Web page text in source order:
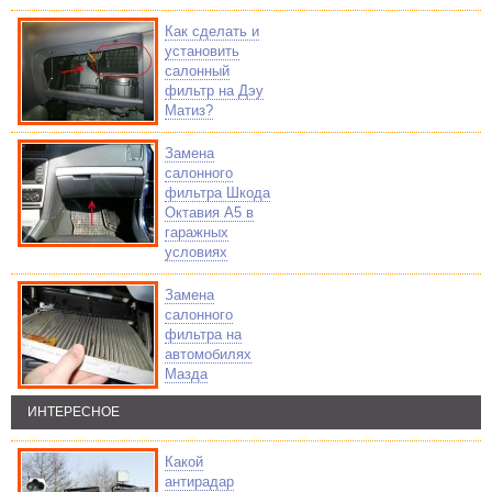
Как сделать и
установить
салонный
фильтр на Дэу
Матиз?
Замена
салонного
фильтра Шкода
Октавия А5 в
гаражных
условиях
Замена
салонного
фильтра на
автомобилях
Мазда
ИНТЕРЕСНОЕ
Какой
антирадар